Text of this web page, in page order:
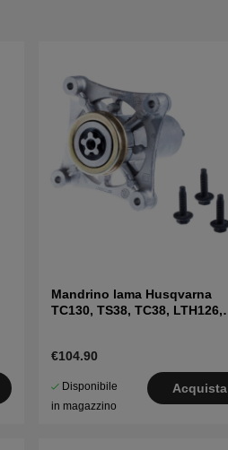
Mandrino lama Husqvarna
TC130, TS38, TC38, LTH126,
€104.90
Disponibile
in magazzino
Acquista